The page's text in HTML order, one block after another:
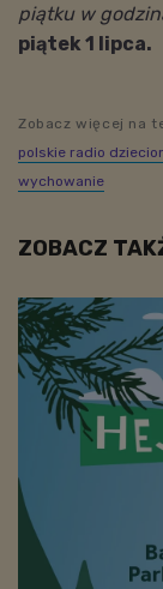
piątku w
piątek 1 lipca.
Zobacz więcej na
polskie radio
wychowanie
ZOBACZ